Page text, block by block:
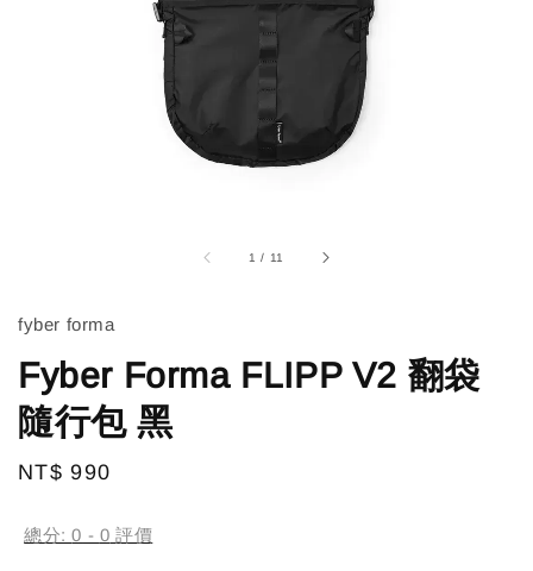
1 / 11
fyber forma
Fyber Forma FLIPP V2 翻袋
隨行包 黑
Regular
NT$ 990
總分:0 - 0 評價